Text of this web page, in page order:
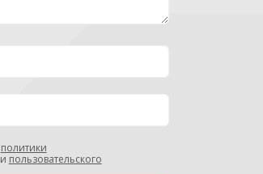
политики
и пользовательского